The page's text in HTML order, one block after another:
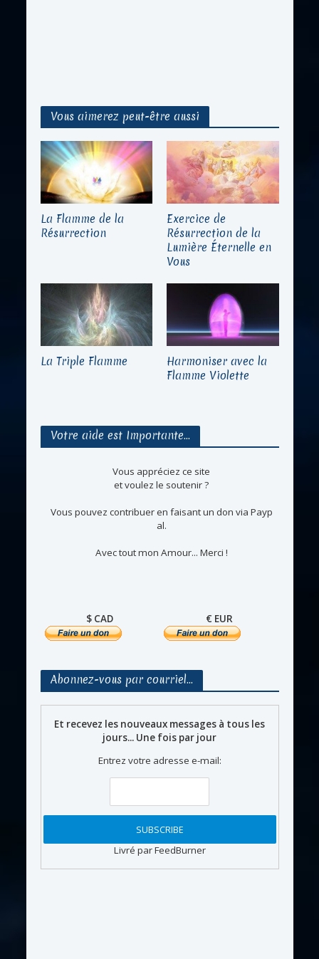
Vous aimerez peut-être aussi
La Flamme de la
Résurrection
Exercice de
Résurrection de la
Lumière Éternelle en
Vous
La Triple Flamme
Harmoniser avec la
Flamme Violette
Votre aide est Importante…
Vous appréciez ce site
et voulez le soutenir ?
Vous pouvez contribuer en faisant un don via Payp
al.
Avec tout mon Amour... Merci !
$ CAD € EUR
Abonnez-vous par courriel…
Et recevez les nouveaux messages à tous les
jours... Une fois par jour
Entrez votre adresse e-mail:
Livré par FeedBurner